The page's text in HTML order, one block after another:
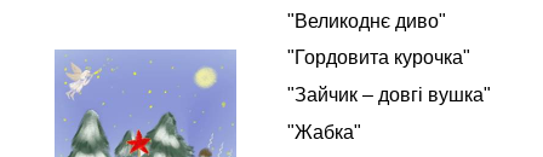
"Великоднє диво"
"Гордовита курочка"
"Зайчик – довгі вушка"
"Жабка"